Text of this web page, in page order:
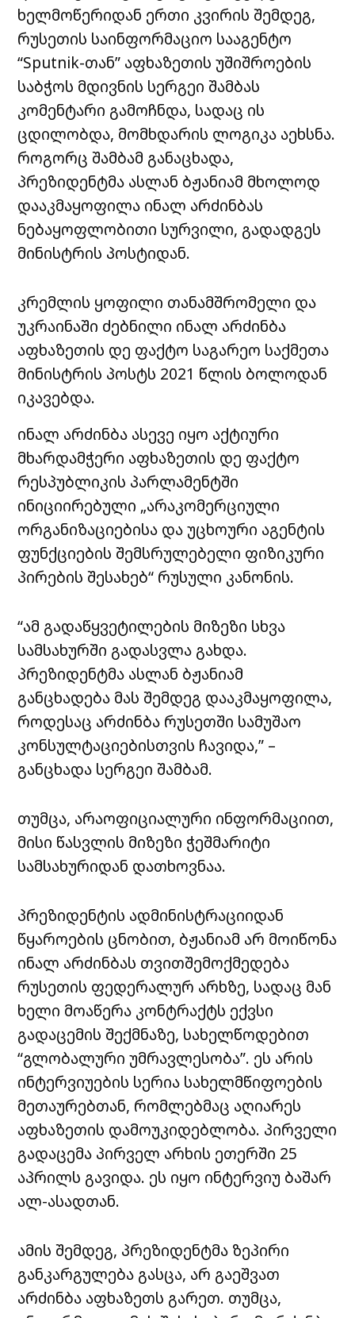
ხელმოწერიდან ერთი კვირის შემდეგ,
რუსეთის საინფორმაციო სააგენტო
“Sputnik-თან” აფხაზეთის უშიშროების
საბჭოს მდივნის სერგეი შამბას
კომენტარი გამოჩნდა, სადაც ის
ცდილობდა, მომხდარის ლოგიკა აეხსნა.
როგორც შამბამ განაცხადა,
პრეზიდენტმა ასლან ბჟანიამ მხოლოდ
დააკმაყოფილა ინალ არძინბას
ნებაყოფლობითი სურვილი, გადადგეს
მინისტრის პოსტიდან.
კრემლის ყოფილი თანამშრომელი და
უკრაინაში ძებნილი ინალ არძინბა
აფხაზეთის დე ფაქტო საგარეო საქმეთა
მინისტრის პოსტს 2021 წლის ბოლოდან
იკავებდა.
ინალ არძინბა ასევე იყო აქტიური
მხარდამჭერი აფხაზეთის დე ფაქტო
რესპუბლიკის პარლამენტში
ინიციირებული „არაკომერციული
ორგანიზაციებისა და უცხოური აგენტის
ფუნქციების შემსრულებელი ფიზიკური
პირების შესახებ“ რუსული კანონის.
“ამ გადაწყვეტილების მიზეზი სხვა
სამსახურში გადასვლა გახდა.
პრეზიდენტმა ასლან ბჟანიამ
განცხადება მას შემდეგ დააკმაყოფილა,
როდესაც არძინბა რუსეთში სამუშაო
კონსულტაციებისთვის ჩავიდა,” –
განცხადა სერგეი შამბამ.
თუმცა, არაოფიციალური ინფორმაციით,
მისი წასვლის მიზეზი ჭეშმარიტი
სამსახურიდან დათხოვნაა.
პრეზიდენტის ადმინისტრაციიდან
წყაროების ცნობით, ბჟანიამ არ მოიწონა
ინალ არძინბას თვითშემოქმედება
რუსეთის ფედერალურ არხზე, სადაც მან
ხელი მოაწერა კონტრაქტს ექვსი
გადაცემის შექმნაზე, სახელწოდებით
“გლობალური უმრავლესობა”. ეს არის
ინტერვიუების სერია სახელმწიფოების
მეთაურებთან, რომლებმაც აღიარეს
აფხაზეთის დამოუკიდებლობა. პირველი
გადაცემა პირველ არხის ეთერში 25
აპრილს გავიდა. ეს იყო ინტერვიუ ბაშარ
ალ-ასადთან.
ამის შემდეგ, პრეზიდენტმა ზეპირი
განკარგულება გასცა, არ გაეშვათ
არძინბა აფხაზეთს გარეთ. თუმცა,